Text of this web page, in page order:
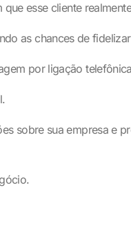
esse cliente
as chances de
por ligação
sobre sua empresa e